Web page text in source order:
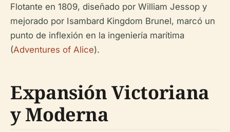
Flotante en 1809, diseñado por William Jessop y
mejorado por Isambard Kingdom Brunel, marcó un
punto de inflexión en la ingeniería marítima
(Adventures of Alice).
Expansión Victoriana
y Moderna